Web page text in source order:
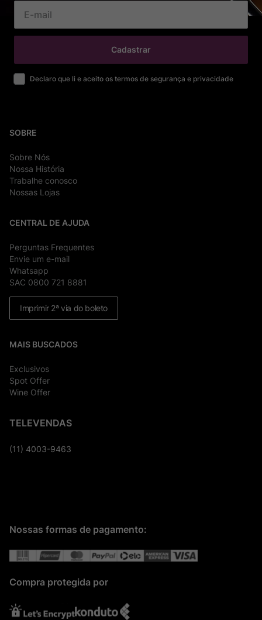
Cadastrar
Declaro que li e aceito os termos de segurança e privacidade
SOBRE
Sobre Nós
Nossa História
Trabalhe conosco
Nossas Lojas
CENTRAL DE AJUDA
Perguntas Frequentes
Envie um e-mail
Whatsapp
SAC 0800 721 8881
Imprimir 2ª via do boleto
MAIS BUSCADOS
Exclusivos
Spot Offer
Wine Offer
TELEVENDAS
(11) 4003-9463
Nossas formas de pagamento:
Compra protegida por